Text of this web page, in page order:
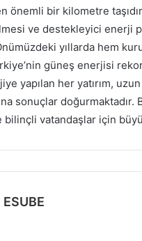
önemli bir kilometre
ve destekleyici enerji
yıllarda hem
güneş enerjisi
yapılan her yatırım,
sonuçlar
bilinçli vatandaşlar için
ESUBE